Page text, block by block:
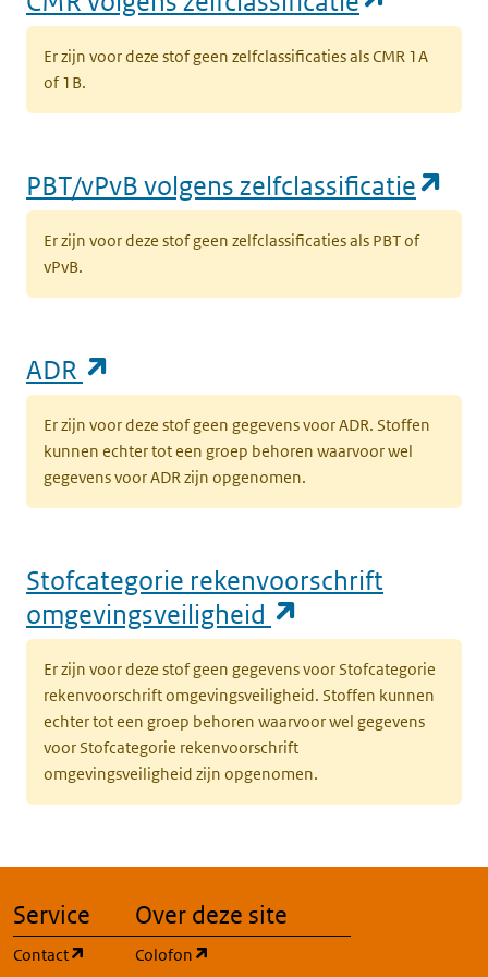
Er zijn voor deze stof geen zelfclassificaties als CMR 1A
of 1B.
PBT/vPvB volgens zelfclassificatie
Er zijn voor deze stof geen zelfclassificaties als PBT of
vPvB.
ADR
Er zijn voor deze stof geen gegevens voor ADR. Stoffen
kunnen echter tot een groep behoren waarvoor wel
gegevens voor ADR zijn opgenomen.
Stofcategorie rekenvoorschrift
omgevingsveiligheid
Er zijn voor deze stof geen gegevens voor Stofcategorie
rekenvoorschrift omgevingsveiligheid. Stoffen kunnen
echter tot een groep behoren waarvoor wel gegevens
voor Stofcategorie rekenvoorschrift
omgevingsveiligheid zijn opgenomen.
Service
Contact
(opent in een nieuw tabblad)
Over deze site
Colofon